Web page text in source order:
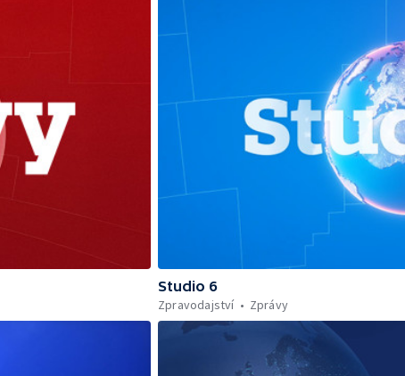
Studio 6
Zpravodajství
Zprávy